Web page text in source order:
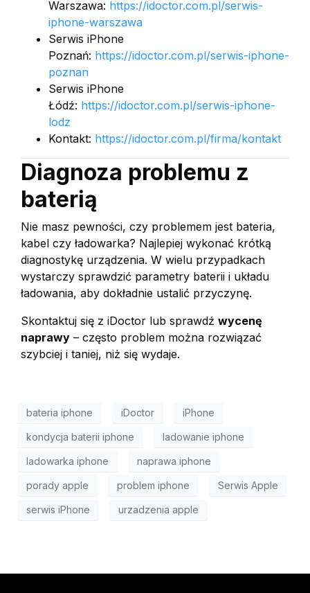
Warszawa: https://idoctor.com.pl/serwis-
iphone-warszawa
Serwis iPhone
Poznań: https://idoctor.com.pl/serwis-iphone-
poznan
Serwis iPhone
Łódź: https://idoctor.com.pl/serwis-iphone-
lodz
Kontakt: https://idoctor.com.pl/firma/kontakt
Diagnoza problemu z
baterią
Nie masz pewności, czy problemem jest bateria,
kabel czy ładowarka? Najlepiej wykonać krótką
diagnostykę urządzenia. W wielu przypadkach
wystarczy sprawdzić parametry baterii i układu
ładowania, aby dokładnie ustalić przyczynę.
Skontaktuj się z iDoctor lub sprawdź wycenę
naprawy – często problem można rozwiązać
szybciej i taniej, niż się wydaje.
bateria iphone iDoctor iPhone
kondycja baterii iphone ladowanie iphone
ladowarka iphone naprawa iphone
porady apple problem iphone Serwis Apple
serwis iPhone urzadzenia apple